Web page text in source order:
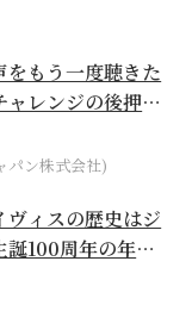
をもう一度聴きた
ャレンジの後押し
パン株式会社)
ヴィスの歴史はジ
誕100周年の年に